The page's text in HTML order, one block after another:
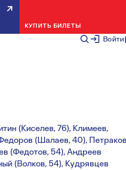
Войти
КУПИТЬ БИЛЕТЫ
–
(Киселев, 76), Климеев,
(Шалаев, 40),
(Федотов, 54), Андреев
(Волков, 54), Кудрявцев